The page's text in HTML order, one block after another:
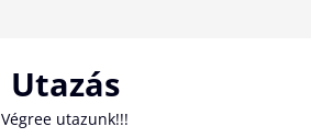
Utazás
Végree utazunk!!!